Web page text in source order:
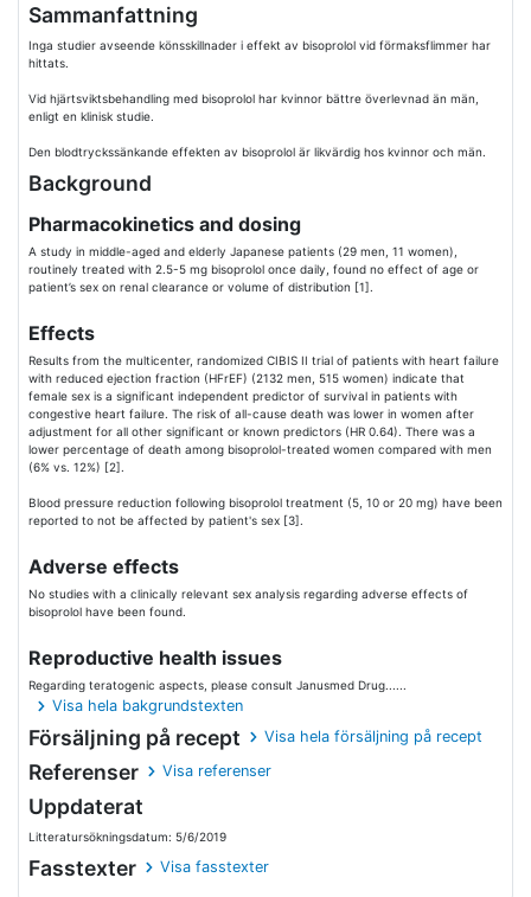
Sammanfattning
Inga studier avseende könsskillnader i effekt av bisoprolol vid förmaksflimmer har
hittats.
Vid hjärtsviktsbehandling med bisoprolol har kvinnor bättre överlevnad än män,
enligt en klinisk studie.
Den blodtryckssänkande effekten av bisoprolol är likvärdig hos kvinnor och män.
Background
Pharmacokinetics and dosing
A study in middle-aged and elderly Japanese patients (29 men, 11 women),
routinely treated with 2.5-5 mg bisoprolol once daily, found no effect of age or
patient’s sex on renal clearance or volume of distribution [1].
Effects
Results from the multicenter, randomized CIBIS II trial of patients with heart failure
with reduced ejection fraction (HFrEF) (2132 men, 515 women) indicate that
female sex is a significant independent predictor of survival in patients with
congestive heart failure. The risk of all-cause death was lower in women after
adjustment for all other significant or known predictors (HR 0.64). There was a
lower percentage of death among bisoprolol-treated women compared with men
(6% vs. 12%) [2].
Blood pressure reduction following bisoprolol treatment (5, 10 or 20 mg) have been
reported to not be affected by patient's sex [3].
Adverse effects
No studies with a clinically relevant sex analysis regarding adverse effects of
bisoprolol have been found.
Reproductive health issues
Regarding teratogenic aspects, please consult Janusmed Drug......
Visa hela bakgrundstexten
Försäljning på recept Visa hela försäljning på recept
Referenser Visa referenser
Uppdaterat
Litteratursökningsdatum: 5/6/2019
Fasstexter Visa fasstexter